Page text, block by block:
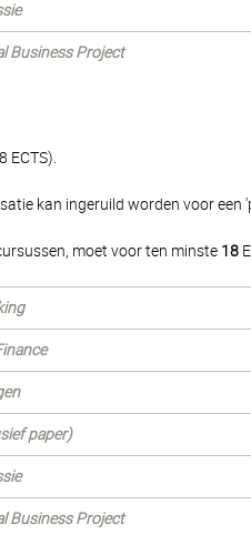
Business Project
ECTS).
kan ingeruild worden voor een
moet voor ten minste 18
paper)
Business Project